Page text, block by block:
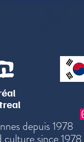
depuis 1978
culture since 1978